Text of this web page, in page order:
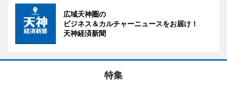
広域天神圏の
ビジネス＆カルチャーニュースをお届け！
天神経済新聞
特集